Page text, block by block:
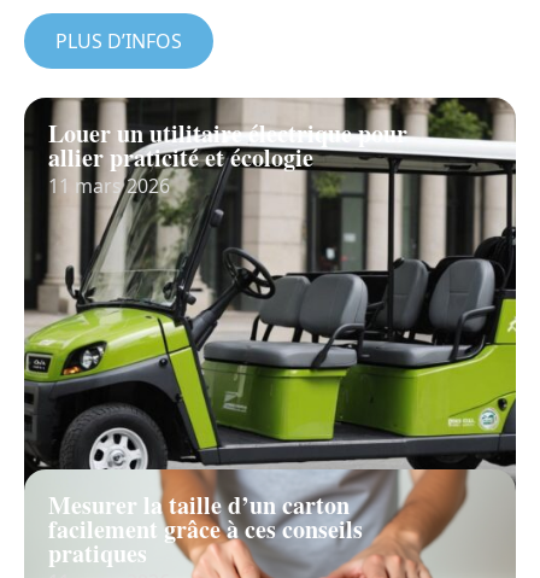
PLUS D’INFOS
Louer un utilitaire électrique pour
allier praticité et écologie
11 mars 2026
Mesurer la taille d’un carton
facilement grâce à ces conseils
pratiques